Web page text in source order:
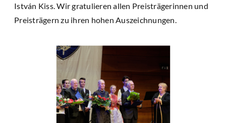
István Kiss. Wir gratulieren allen Preisträgerinnen und
Preisträgern zu ihren hohen Auszeichnungen.